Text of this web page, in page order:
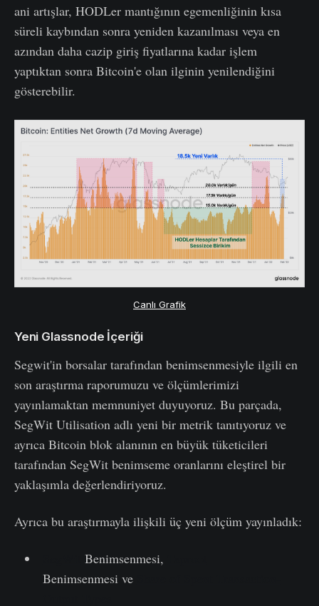
ani artışlar, HODLer mantığının egemenliğinin kısa
süreli kaybından sonra yeniden kazanılması veya en
azından daha cazip giriş fiyatlarına kadar işlem
yaptıktan sonra Bitcoin'e olan ilginin yenilendiğini
gösterebilir.
Canlı Grafik
Yeni Glassnode İçeriği
Segwit'in borsalar tarafından benimsenmesiyle ilgili en
son araştırma raporumuzu ve ölçümlerimizi
yayınlamaktan memnuniyet duyuyoruz. Bu parçada,
SegWit Utilisation adlı yeni bir metrik tanıtıyoruz ve
ayrıca Bitcoin blok alanının en büyük tüketicileri
tarafından SegWit benimseme oranlarını eleştirel bir
yaklaşımla değerlendiriyoruz.
Ayrıca bu araştırmayla ilişkili üç yeni ölçüm yayınladık:
Benimsenmesi,
Benimsenmesi ve